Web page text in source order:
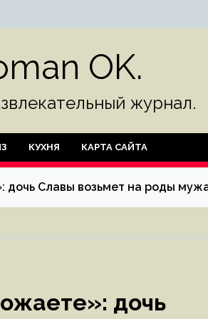
OK.
журнал.
КУХНЯ КАРТА САЙТА
Славы возьмет на роды
дочь